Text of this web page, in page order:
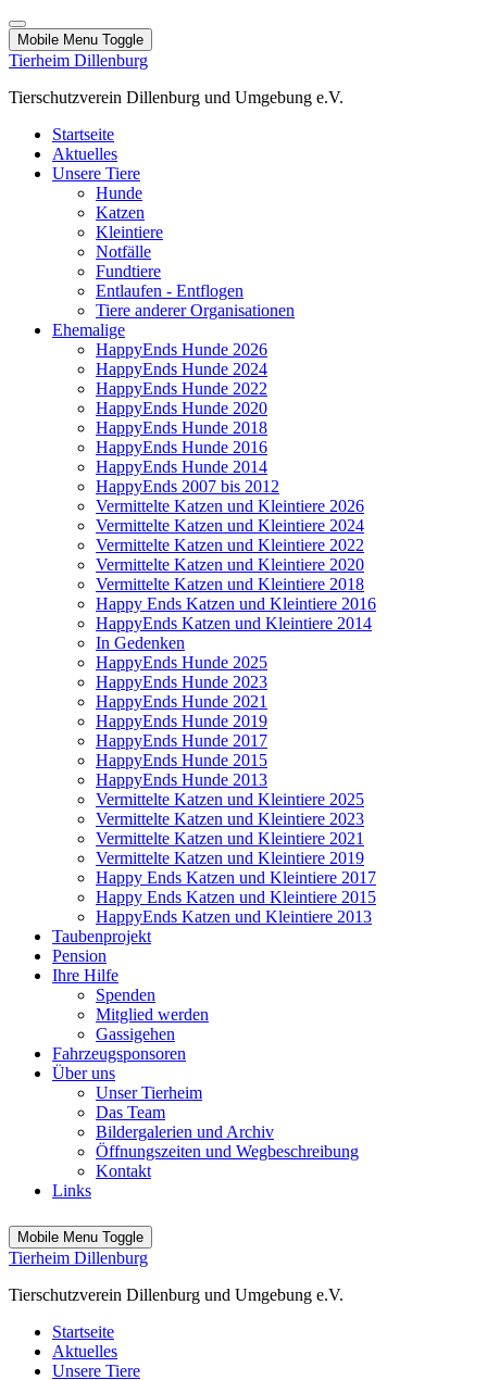
Mobile Menu Toggle
Tierheim Dillenburg
Tierschutzverein Dillenburg und Umgebung e.V.
Startseite
Aktuelles
Unsere Tiere
Hunde
Katzen
Kleintiere
Notfälle
Fundtiere
Entlaufen - Entflogen
Tiere anderer Organisationen
Ehemalige
HappyEnds Hunde 2026
HappyEnds Hunde 2024
HappyEnds Hunde 2022
HappyEnds Hunde 2020
HappyEnds Hunde 2018
HappyEnds Hunde 2016
HappyEnds Hunde 2014
HappyEnds 2007 bis 2012
Vermittelte Katzen und Kleintiere 2026
Vermittelte Katzen und Kleintiere 2024
Vermittelte Katzen und Kleintiere 2022
Vermittelte Katzen und Kleintiere 2020
Vermittelte Katzen und Kleintiere 2018
Happy Ends Katzen und Kleintiere 2016
HappyEnds Katzen und Kleintiere 2014
In Gedenken
HappyEnds Hunde 2025
HappyEnds Hunde 2023
HappyEnds Hunde 2021
HappyEnds Hunde 2019
HappyEnds Hunde 2017
HappyEnds Hunde 2015
HappyEnds Hunde 2013
Vermittelte Katzen und Kleintiere 2025
Vermittelte Katzen und Kleintiere 2023
Vermittelte Katzen und Kleintiere 2021
Vermittelte Katzen und Kleintiere 2019
Happy Ends Katzen und Kleintiere 2017
Happy Ends Katzen und Kleintiere 2015
HappyEnds Katzen und Kleintiere 2013
Taubenprojekt
Pension
Ihre Hilfe
Spenden
Mitglied werden
Gassigehen
Fahrzeugsponsoren
Über uns
Unser Tierheim
Das Team
Bildergalerien und Archiv
Öffnungszeiten und Wegbeschreibung
Kontakt
Links
Mobile Menu Toggle
Tierheim Dillenburg
Tierschutzverein Dillenburg und Umgebung e.V.
Startseite
Aktuelles
Unsere Tiere